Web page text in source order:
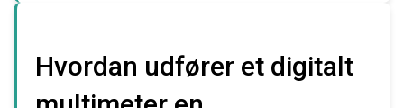
Hvordan udfører et digitalt